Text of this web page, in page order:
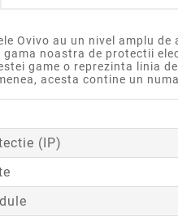
Ovivo au un nivel amplu
gama noastra de protectii
game o reprezinta linia
acesta contine un
(IP)